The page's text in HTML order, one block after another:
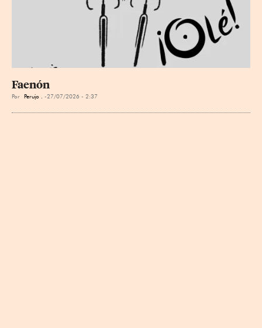
Faenón
Por Perujo . 27/07/2026 - 2:37